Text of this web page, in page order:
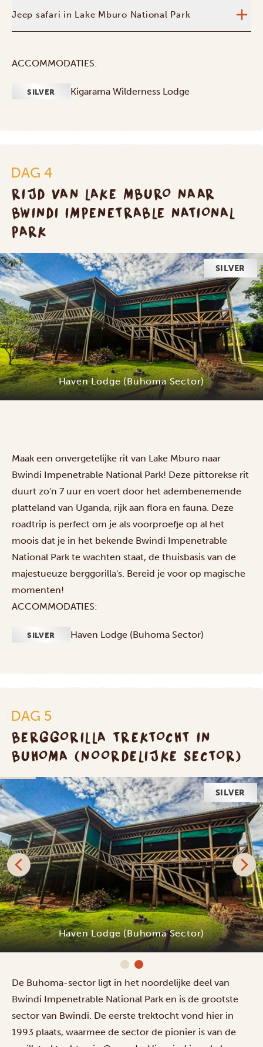
Jeep safari in Lake Mburo National Park
ACCOMMODATIES:
SILVER Kigarama Wilderness Lodge
DAG 4
RIJD VAN LAKE MBURO NAAR
BWINDI IMPENETRABLE NATIONAL
PARK
SILVER
Haven Lodge (Buhoma Sector)
Maak een onvergetelijke rit van Lake Mburo naar
Bwindi Impenetrable National Park! Deze pittorekse rit
duurt zo'n 7 uur en voert door het adembenemende
platteland van Uganda, rijk aan flora en fauna. Deze
roadtrip is perfect om je als voorproefje op al het
moois dat je in het bekende Bwindi Impenetrable
National Park te wachten staat, de thuisbasis van de
majestueuze berggorilla's. Bereid je voor op magische
momenten!
ACCOMMODATIES:
SILVER Haven Lodge (Buhoma Sector)
DAG 5
BERGGORILLA TREKTOCHT IN
BUHOMA (NOORDELIJKE SECTOR)
SILVER
Haven Lodge (Buhoma Sector)
De Buhoma-sector ligt in het noordelijke deel van
Bwindi Impenetrable National Park en is de grootste
sector van Bwindi. De eerste trektocht vond hier in
1993 plaats, waarmee de sector de pionier is van de